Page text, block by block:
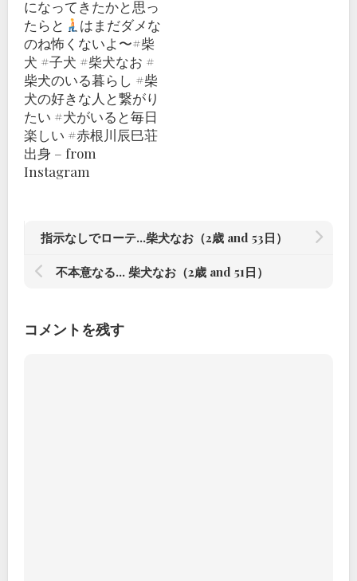
になってきたかと思っ
たらと
はまだダメな
のね怖くないよ〜#柴
犬 #子犬 #柴犬なお #
柴犬のいる暮らし #柴
犬の好きな人と繋がり
たい #犬がいると毎日
楽しい #赤根川辰巳荘
出身 – from
Instagram
指示なしでローテ…柴犬なお（2歳 and 53日）
不本意なる… 柴犬なお（2歳 and 51日）
コメントを残す